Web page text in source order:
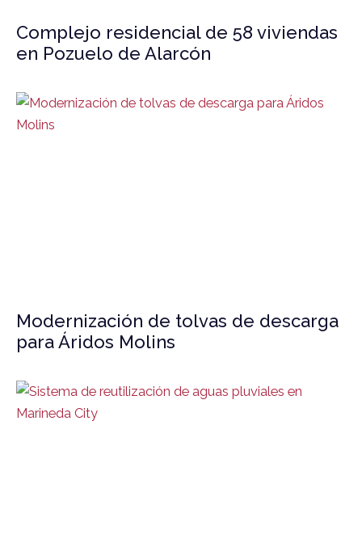
Complejo residencial de 58 viviendas
en Pozuelo de Alarcón
Modernización de tolvas de descarga
para Áridos Molins